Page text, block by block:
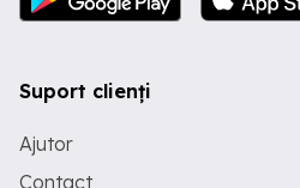
Suport clienți
Ajutor
Contact